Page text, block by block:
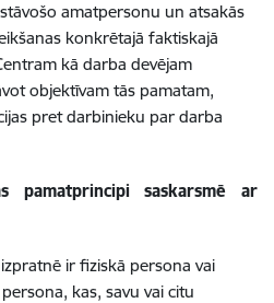
amatpersonu un atsakās
konkrētajā faktiskajā
kā darba devējam
objektīvam tās pamatam,
pret darbinieku par darba
pamatprincipi saskarsmē ar
ir fiziskā persona vai
kas, savu vai citu